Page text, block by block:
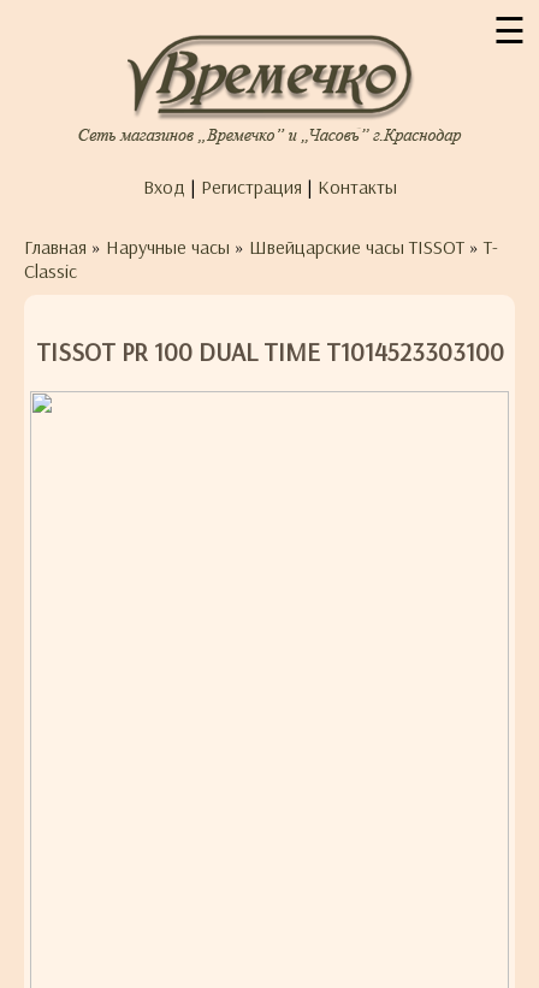
☰
Вход | Регистрация | Контакты
Главная » Наручные часы » Швейцарские часы TISSOT »T-
Classic
TISSOT PR 100 DUAL TIME T1014523303100